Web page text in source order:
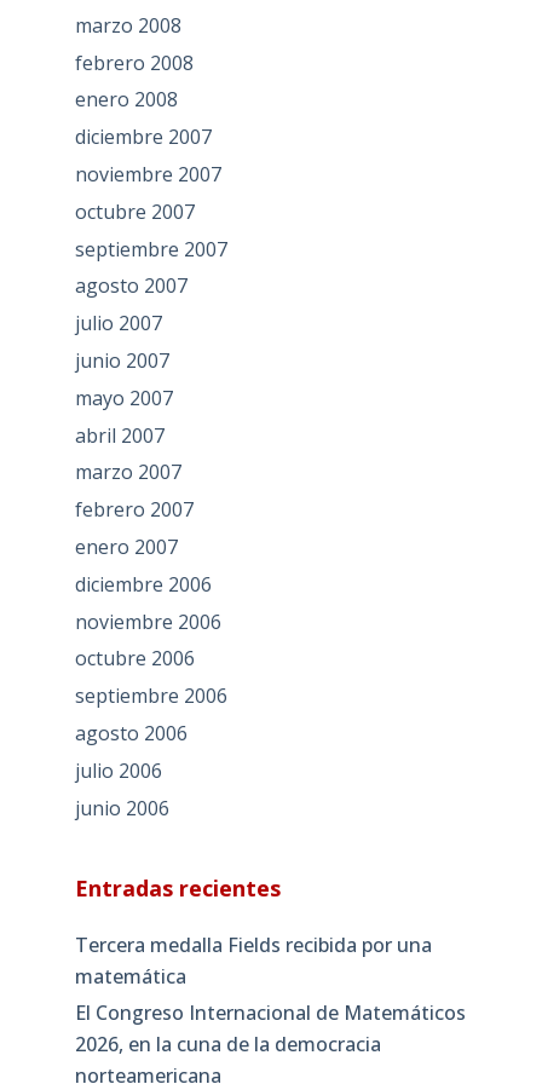
marzo 2008
febrero 2008
enero 2008
diciembre 2007
noviembre 2007
octubre 2007
septiembre 2007
agosto 2007
julio 2007
junio 2007
mayo 2007
abril 2007
marzo 2007
febrero 2007
enero 2007
diciembre 2006
noviembre 2006
octubre 2006
septiembre 2006
agosto 2006
julio 2006
junio 2006
Entradas recientes
Tercera medalla Fields recibida por una
matemática
El Congreso Internacional de Matemáticos
2026, en la cuna de la democracia
norteamericana